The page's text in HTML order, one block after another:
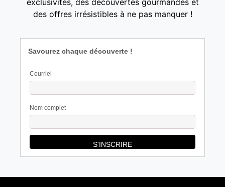
exclusivités, des découvertes gourmandes et
des offres irrésistibles à ne pas manquer !
Savourez chaque découverte !
Courriel
Nom complet